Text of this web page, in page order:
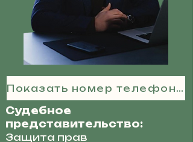
Показать номер телефона
Судебное
представительство:
Защита прав